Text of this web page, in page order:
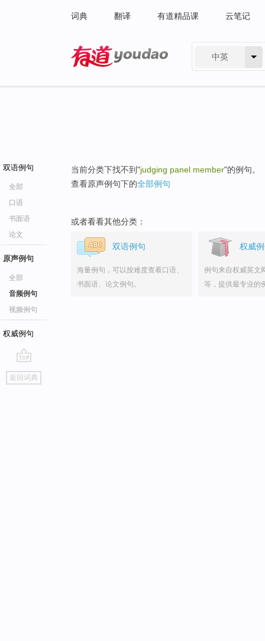
词典 翻译 有道精品课 云笔记
中英
双语例句
全部
口语
书面语
论文
原声例句
全部
音频例句
视频例句
权威例句
go
top
返回词典
当前分类下找不到"judging panel member"的例句。
查看原声例句下的全部例句
或者看看其他分类：
双语例句
海量例句，可以按难度查看口语、
书面语、论文例句。
权威
例句来自权威英文
等，提供最专业的